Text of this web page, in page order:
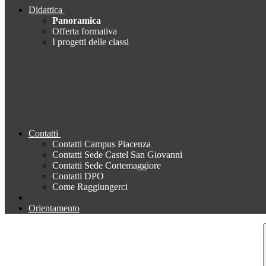
Didattica
Panoramica
Offerta formativa
I progetti delle classi
Contatti
Contatti Campus Piacenza
Contatti Sede Castel San Giovanni
Contatti Sede Cortemaggiore
Contatti DPO
Come Raggiungerci
Orientamento